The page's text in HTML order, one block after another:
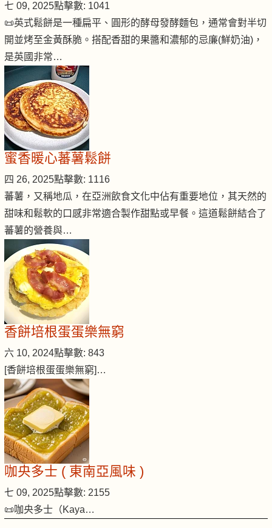
七 09, 2025點擊數: 1041
📜英式鬆餅是一種扁平、圓形的酵母發酵麵包，通常會對半切
開並烤至金黃酥脆。搭配香甜的果醬和濃郁的忌廉(鮮奶油)，
是英國非常…
蜜香暖心蕃薯鬆餅
四 26, 2025點擊數: 1116
蕃薯，又稱地瓜，在亞洲飲食文化中佔有重要地位，其天然的
甜味和鬆軟的口感非常適合製作甜點或早餐。這道鬆餅結合了
蕃薯的營養與…
香餅培根蛋蛋樂無窮
六 10, 2024點擊數: 843
[香餅培根蛋蛋樂無窮]…
咖央多士 ( 東南亞風味 )
七 09, 2025點擊數: 2155
📜咖央多士（Kaya…